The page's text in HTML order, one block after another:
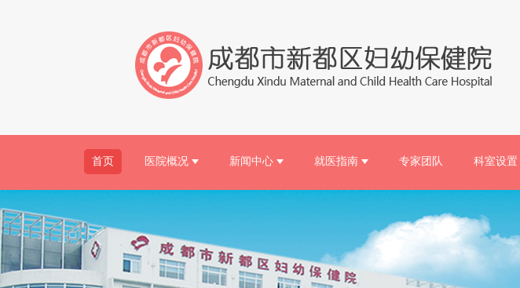
首页 医院概况 新闻中心 就医指南 专家团队 科室设置